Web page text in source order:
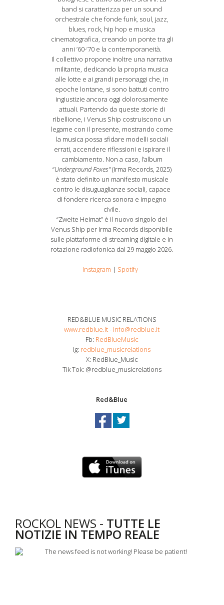
band si caratterizza per un sound
orchestrale che fonde funk, soul, jazz,
blues, rock, hip hop e musica
cinematografica, creando un ponte tra gli
anni ’60-’70 e la contemporaneità.
Il collettivo propone inoltre una narrativa
militante, dedicando la propria musica
alle lotte e ai grandi personaggi che, in
epoche lontane, si sono battuti contro
ingiustizie ancora oggi dolorosamente
attuali. Partendo da queste storie di
ribellione, i Venus Ship costruiscono un
legame con il presente, mostrando come
la musica possa sfidare modelli sociali
errati, accendere riflessioni e ispirare il
cambiamento. Non a caso, l’album
“Underground Foxes”(Irma Records, 2025)
è stato definito un manifesto musicale
contro le disuguaglianze sociali, capace
di fondere ricerca sonora e impegno
civile.
“Zweite Heimat” è il nuovo singolo dei
Venus Ship per Irma Records disponibile
sulle piattaforme di streaming digitale e in
rotazione radiofonica dal 29 maggio 2026.
Instagram | Spotify
RED&BLUE MUSIC RELATIONS
www.redblue.it- info@redblue.it
Fb: RedBlueMusic
Ig: redblue_musicrelations
X: RedBlue_Music
Tik Tok: @redblue_musicrelations
Red&Blue
ROCKOL NEWS - TUTTE LE
NOTIZIE IN TEMPO REALE